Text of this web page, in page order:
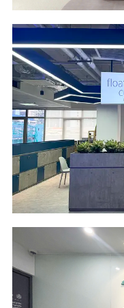
Scope of
Design and
Location
SFC Building -
City
Scope of
Design and